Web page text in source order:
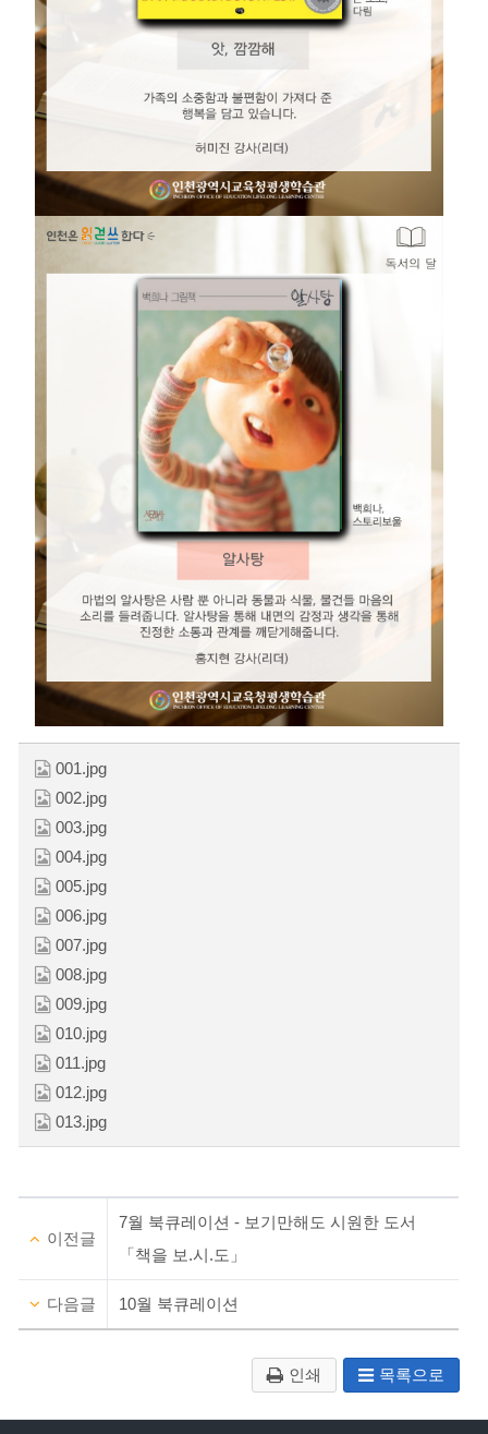
001.jpg
002.jpg
003.jpg
004.jpg
005.jpg
006.jpg
007.jpg
008.jpg
009.jpg
010.jpg
011.jpg
012.jpg
013.jpg
이전글
7월 북큐레이션 - 보기만해도 시원한 도서
「책을 보.시.도」
다음글 10월 북큐레이션
인쇄 목록으로